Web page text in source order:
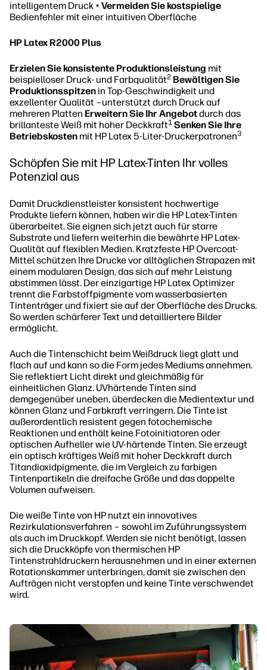
intelligentem Druck • Vermeiden Sie kostspielige
Bedienfehler mit einer intuitiven Oberfläche
HP Latex R2000 Plus
Erzielen Sie konsistente Produktionsleistung mit
beispielloser Druck- und Farbqualität2 Bewältigen Sie
Produktionsspitzen in Top-Geschwindigkeit und
exzellenter Qualität –unterstützt durch Druck auf
mehreren Platten Erweitern Sie Ihr Angebotdurch das
brillanteste Weiß mit hoher Deckkraft1 Senken Sie Ihre
Betriebskosten mit HP Latex 5-Liter-Druckerpatronen3
Schöpfen Sie mit HP Latex-Tinten Ihr volles
Potenzial aus
Damit Druckdienstleister konsistent hochwertige
Produkte liefern können, haben wir die HP Latex-Tinten
überarbeitet. Sie eignen sich jetzt auch für starre
Substrate und liefern weiterhin die bewährte HP Latex-
Qualität auf flexiblen Medien. Kratzfeste HP Overcoat-
Mittel schützen Ihre Drucke vor alltäglichen Strapazen mit
einem modularen Design, das sich auf mehr Leistung
abstimmen lässt. Der einzigartige HP Latex Optimizer
trennt die Farbstoffpigmente vom wasserbasierten
Tintenträger und fixiert sie auf der Oberfläche des Drucks.
So werden schärferer Text und detailliertere Bilder
ermöglicht.
Auch die Tintenschicht beim Weißdruck liegt glatt und
flach auf und kann so die Form jedes Mediums annehmen.
Sie reflektiert Licht direkt und gleichmäßig für
einheitlichen Glanz. UVhärtende Tinten sind
demgegenüber uneben, überdecken die Medientextur und
können Glanz und Farbkraft verringern. Die Tinte ist
außerordentlich resistent gegen fotochemische
Reaktionen und enthält keine Fotoinitiatoren oder
optischen Aufheller wie UV-härtende Tinten. Sie erzeugt
ein optisch kräftiges Weiß mit hoher Deckkraft durch
Titandioxidpigmente, die im Vergleich zu farbigen
Tintenpartikeln die dreifache Größe und das doppelte
Volumen aufweisen.
Die weiße Tinte von HP nutzt ein innovatives
Rezirkulationsverfahren – sowohl im Zuführungssystem
als auch im Druckkopf. Werden sie nicht benötigt, lassen
sich die Druckköpfe von thermischen HP
Tintenstrahldruckern herausnehmen und in einer externen
Rotationskammer unterbringen, damit sie zwischen den
Aufträgen nicht verstopfen und keine Tinte verschwendet
wird.